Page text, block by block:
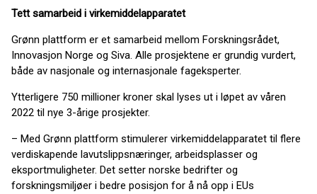
Tett samarbeid i virkemiddelapparatet
Grønn plattform er et samarbeid mellom Forskningsrådet,
Innovasjon Norge og Siva. Alle prosjektene er grundig vurdert,
både av nasjonale og internasjonale fageksperter.
Ytterligere 750 millioner kroner skal lyses ut i løpet av våren
2022 til nye 3-årige prosjekter.
– Med Grønn plattform stimulerer virkemiddelapparatet til flere
verdiskapende lavutslippsnæringer, arbeidsplasser og
eksportmuligheter. Det setter norske bedrifter og
forskningsmiljøer i bedre posisjon for å nå opp i EUs